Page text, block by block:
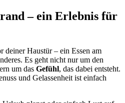
– ein Erlebnis für
deiner Haustür – ein Essen am
Es geht nicht nur um den
um das Gefühl, das dabei entsteht.
und Gelassenheit ist einfach